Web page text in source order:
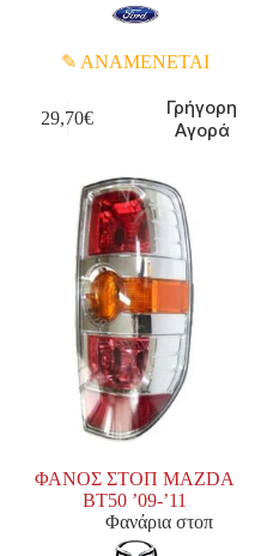
ΑΝΑΜΕΝΕΤΑΙ
29,70€
Γρήγορη
Αγορά
ΦΑΝΟΣ ΣΤΟΠ MAZDA
BT50 ’09-’11
Φανάρια στοπ